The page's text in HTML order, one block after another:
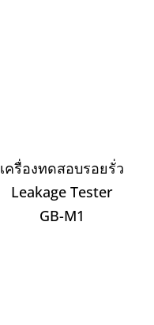
เครื่องทดสอบรอยรั่ว
Leakage Tester
GB-M1